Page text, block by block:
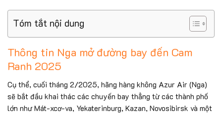
Tóm tắt nội dung
Thông tin Nga mở đường bay đến Cam
Ranh 2025
Cụ thể, cuối tháng 2/2025, hãng hàng không Azur Air (Nga)
sẽ bắt đầu khai thác các chuyến bay thẳng từ các thành phố
lớn như Mát-xcơ-va, Yekaterinburg, Kazan, Novosibirsk và một